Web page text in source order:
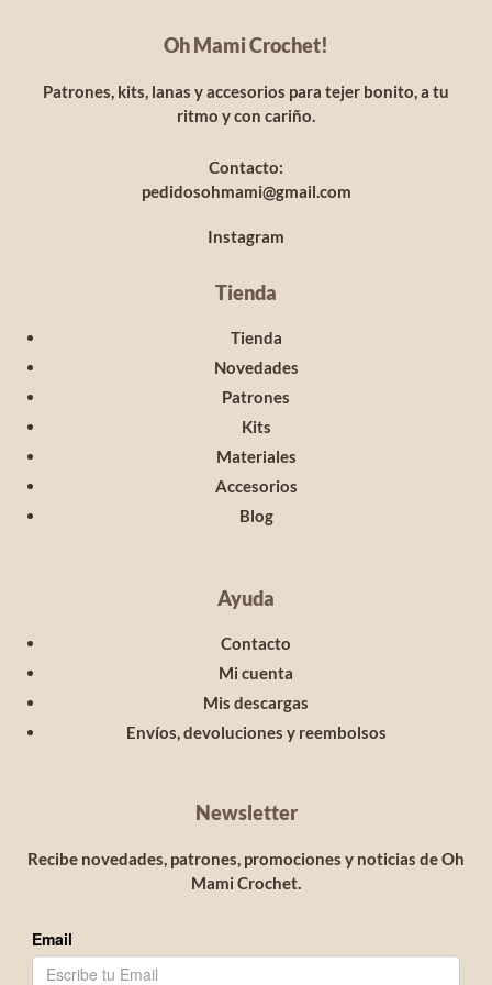
Oh Mami Crochet!
Patrones, kits, lanas y accesorios para tejer bonito, a tu
ritmo y con cariño.
Contacto:
pedidosohmami@gmail.com
Instagram
Tienda
Tienda
Novedades
Patrones
Kits
Materiales
Accesorios
Blog
Ayuda
Contacto
Mi cuenta
Mis descargas
Envíos, devoluciones y reembolsos
Newsletter
Recibe novedades, patrones, promociones y noticias de Oh
Mami Crochet.